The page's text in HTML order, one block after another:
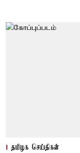
தமிழக செய்திகள்